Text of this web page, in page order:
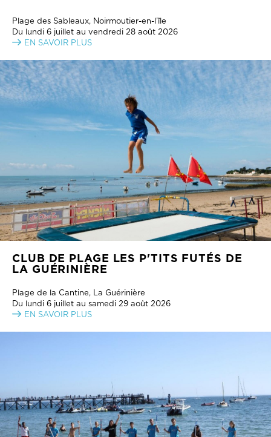
Plage des Sableaux, Noirmoutier-en-l’île
Du lundi 6 juillet au vendredi 28 août 2026
EN SAVOIR PLUS
CLUB DE PLAGE LES P'TITS FUTÉS DE
LA GUÉRINIÈRE
Plage de la Cantine, La Guérinière
Du lundi 6 juillet au samedi 29 août 2026
EN SAVOIR PLUS